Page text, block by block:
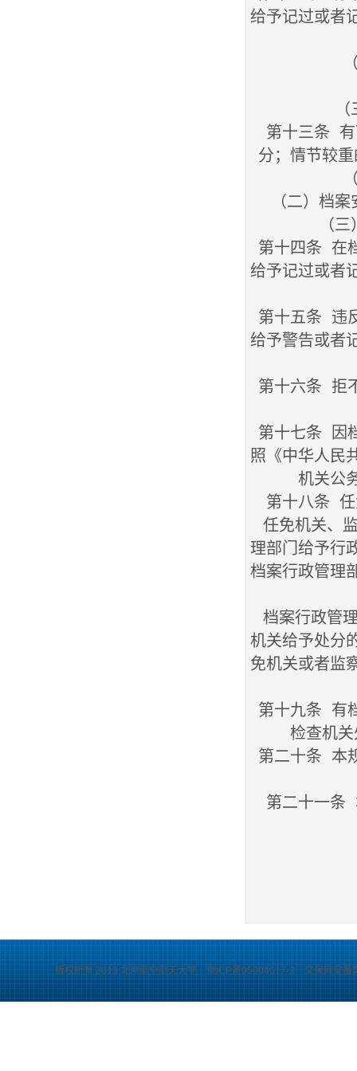
给予记过或者
（
第十三条 有
分；情节较
（二）档案
（三
第十四条 在
给予记过或者
第十五条 违
给予警告或者
第十六条 拒
第十七条 因
照《中华人民
机关公
第十八条 任
任免机关、
理部门给予行
档案行政管理
档案行政管
机关给予处分
免机关或者监
第十九条 有
检查机
第二十条 本
第二十一条
版权所有 2013 北京航空航天大学 京ICP备05004617-3 文保网安